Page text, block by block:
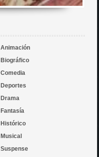
Animación
Biográfico
Comedia
Deportes
Drama
Fantasía
Histórico
Musical
Suspense